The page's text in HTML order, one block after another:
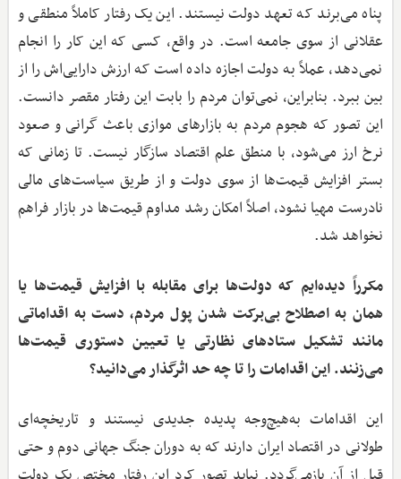
پناه می‌برند که تعهد دولت نیستند. این یک رفتار کاملاً منطقی و
عقلانی از سوی جامعه است. در واقع، کسی که این کار را انجام
نمی‌دهد، عملاً به دولت اجازه داده است که ارزش دارایی‌اش را از
بین ببرد. بنابراین، نمی‌توان مردم را بابت این رفتار مقصر دانست.
این تصور که هجوم مردم به بازارهای موازی باعث گرانی و صعود
نرخ ارز می‌شود، با منطق علم اقتصاد سازگار نیست. تا زمانی که
بستر افزایش قیمت‌ها از سوی دولت و از طریق سیاست‌های مالی
نادرست مهیا نشود، اصلاً امکان رشد مداوم قیمت‌ها در بازار فراهم
نخواهد شد.
مکرراً دیده‌ایم که دولت‌ها برای مقابله با افزایش قیمت‌ها یا
همان به اصطلاح بی‌برکت شدن پول مردم، دست به اقداماتی
مانند تشکیل ستادهای نظارتی یا تعیین دستوری قیمت‌ها
می‌زنند. این اقدامات را تا چه حد اثرگذار می‌دانید؟
این اقدامات به‌هیچ‌وجه پدیده جدیدی نیستند و تاریخچه‌ای
طولانی در اقتصاد ایران دارند که به دوران جنگ جهانی دوم و حتی